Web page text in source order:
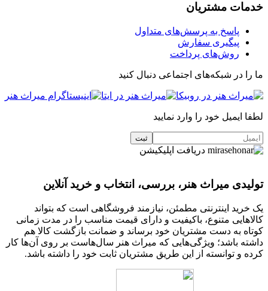
خدمات مشتریان
پاسخ به پرسش‌های متداول
پیگیری سفارش
روش‌های پرداخت
ما را در شبکه‌های اجتماعی دنبال کنید
لطفا ایمیل خود را وارد نمایید
دریافت اپلیکیشن
تولیدی میراث هنر، بررسی، انتخاب و خرید آنلاین
یک خرید اینترنتی مطمئن، نیازمند فروشگاهی است که بتواند
کالاهایی متنوع، باکیفیت و دارای قیمت مناسب را در مدت زمانی
کوتاه به دست مشتریان خود برساند و ضمانت بازگشت کالا هم
داشته باشد؛ ویژگی‌هایی که میراث هنر سال‌هاست بر روی آن‌ها کار
کرده و توانسته از این طریق مشتریان ثابت خود را داشته باشد.